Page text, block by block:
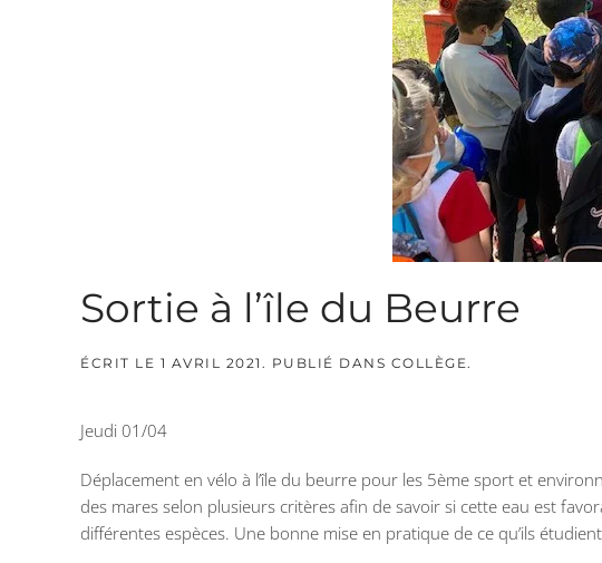
Sortie à l’île du Beurre
ÉCRIT LE 1 AVRIL 2021 . PUBLIÉ DANS COLLÈGE.
Jeudi 01/04
Déplacement en vélo à l’île du beurre pour les 5ème sport et
des mares selon plusieurs critères afin de savoir si cette eau est
différentes espèces. Une bonne mise en pratique de ce qu’ils étudient